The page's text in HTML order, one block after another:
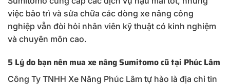
việc bảo trì và sửa chữa các dòng xe nâng công
nghiệp vẫn đòi hỏi nhân viên kỹ thuật có kinh nghiệm
và chuyên môn cao.
5 Lý do bạn nên mua xe nâng Sumitomo cũ tại Phúc Lâm
Công Ty TNHH Xe Nâng Phúc Lâm tự hào là địa chỉ tin